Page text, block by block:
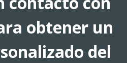
obtener un
del